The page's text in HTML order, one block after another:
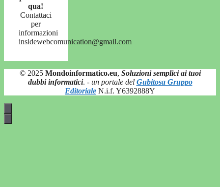
qua!
Contattaci
per
informazioni
insidewebcomunication@gmail.com
© 2025 Mondoinformatico.eu, Soluzioni semplici ai tuoi
dubbi informatici. - un portale del Gubitosa Gruppo
Editoriale N.i.f. Y6392888Y